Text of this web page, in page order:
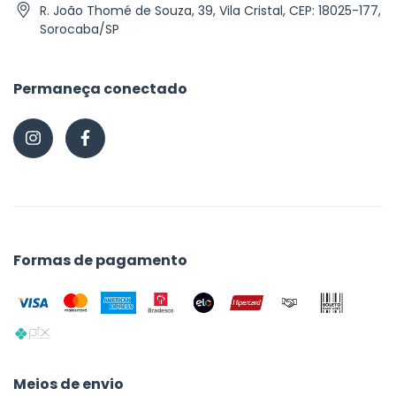
R. João Thomé de Souza, 39, Vila Cristal, CEP: 18025-177,
Sorocaba/SP
Permaneça conectado
Formas de pagamento
Meios de envio